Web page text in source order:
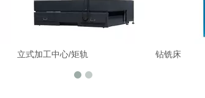
立式加工中心/矩轨 钻铣床